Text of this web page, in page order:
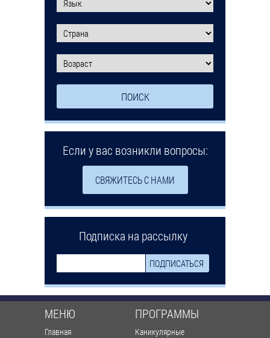
Если у вас возникли вопросы:
СВЯЖИТЕСЬ С НАМИ
Подписка на рассылку
МЕНЮ
Главная
ПРОГРАММЫ
Каникулярные